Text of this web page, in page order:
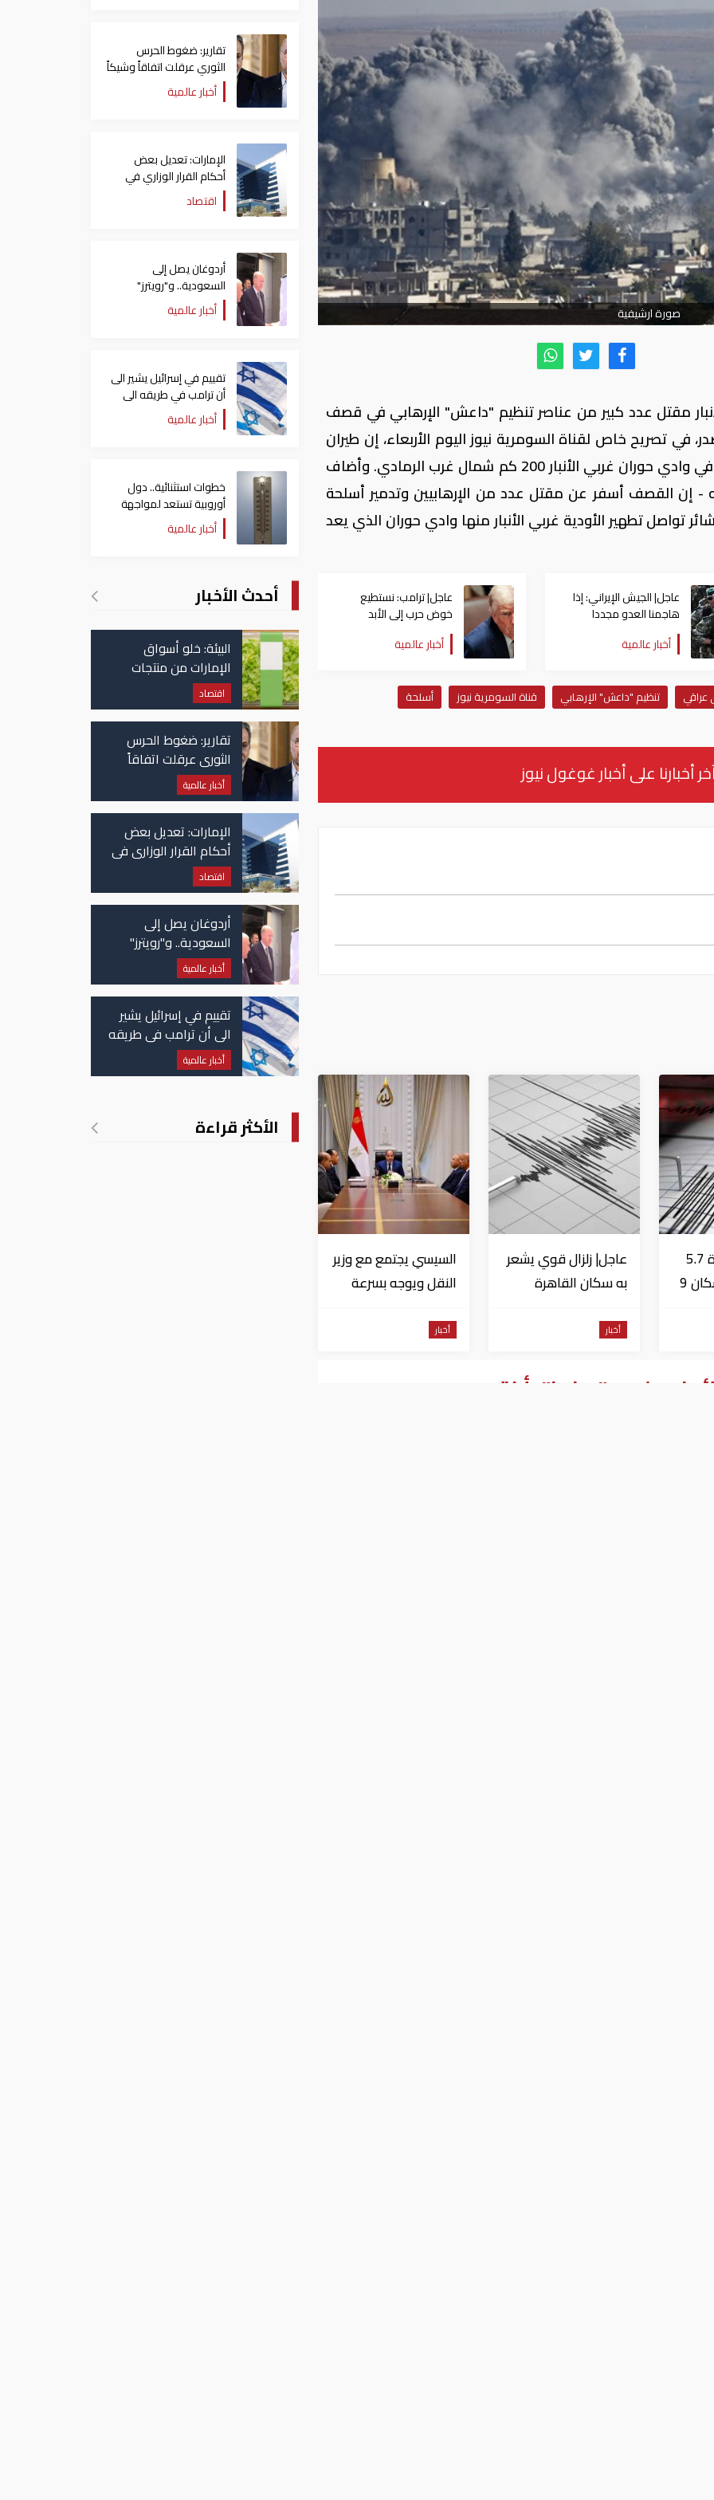
صورة ارشيفية
مقتل عدد كبير من عناصر تنظيم "داعش" الإرهابي في قصف
في تصريح خاص لقناة السومرية نيوز اليوم الأربعاء، إن طيران
التحالف الدولي قصف مفرزة لتنظيم داعش في وادي حوران غربي الأنبار 200 كم شمال غرب الرمادي. وأضاف
القصف أسفر عن مقتل عدد من الإرهابيين وتدمير أسلحة
تواصل تطهير الأودية غربي الأنبار منها وادي حوران الذي يعد
عاجل| الجيش الإيراني: إذا
هاجمنا العدو مجددا
فسيفاجأ بأسلحة جديدة
أخبار عالمية
عاجل| ترامب: نستطيع
خوض حرب إلى الأبد
بمخزون من الأسلحة عالية
الجودة
أخبار عالمية
تنظيم "داعش" الإرهابي قناة السومرية نيوز
أسلحة
أخبارنا على أخبار غوغول نيوز
عاجل| زلزال بقوة 5.7
درجة يشعر به سكان 9
عاجل| زلزال قوي يشعر
به سكان القاهرة
أخبار
السيسي يجتمع مع وزير
النقل ويوجه بسرعة
المشروعات الجاري
أخبار
تقارير: ضغوط الحرس
الثوري عرقلت اتفاقاً وشيكاً
حول هرمز
أخبار عالمية
الإمارات: تعديل بعض
أحكام القرار الوزاري في
شأن الضريبة على الشركات
والأعمال
اقتصاد
أردوغان يصل إلى
السعودية.. و"رويترز"
تكشف تفاصيل الاتفاق
المرتقب
أخبار عالمية
تقييم في إسرائيل يشير الى
أن ترامب في طريقه الى
إبرام اتفاق مع إيران
أخبار عالمية
خطوات استثنائية.. دول
أوروبية تستعد لمواجهة
موجة حر غير مسبوقة
أخبار عالمية
أحدث الأخبار
البيئة: خلو أسواق
الإمارات من منتجات
الخس المرتبطة بتفشي
داء السيكلوسبورا
اقتصاد
تقارير: ضغوط الحرس
الثوري عرقلت اتفاقاً
وشيكاً حول هرمز
أخبار عالمية
الإمارات: تعديل بعض
أحكام القرار الوزاري في
شأن الضريبة على
الشركات والأعمال
اقتصاد
أردوغان يصل إلى
السعودية.. و"رويترز"
تكشف تفاصيل الاتفاق
المرتقب
أخبار عالمية
تقييم في إسرائيل يشير
الى أن ترامب في طريقه
الى إبرام اتفاق مع إيران
أخبار عالمية
الأكثر قراءة